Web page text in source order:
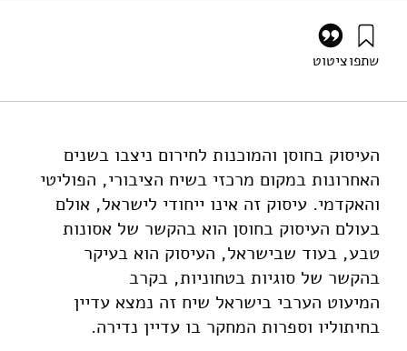
שתפוציטוט
העיסוק בחוסן והמוכנות לחירום ניצבו בשנים
האחרונות במקום מרכזי בשיח הציבורי, הפוליטי
והאקדמי. עיסוק זה אינו ייחודי לישראל, אולם
בעולם העיסוק בחוסן הוא בהקשר של אסונות
טבע, בעוד שבישראל, העיסוק הוא בעיקר
בהקשר של סוגיות בטחוניות, בקרב
המיעוט הערבי בישראל שיח זה נמצא עדיין
בחיתוליו וספרות המחקר בו עדיין נדירה.